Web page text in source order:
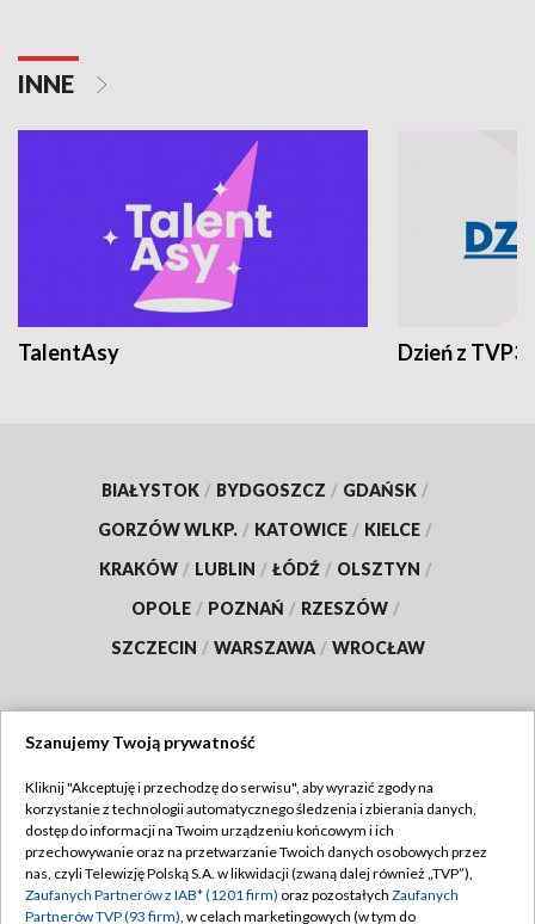
INNE
TalentAsy Dzień z TVP3
BIAŁYSTOK / BYDGOSZCZ / GDAŃSK /
GORZÓW WLKP. / KATOWICE / KIELCE /
KRAKÓW / LUBLIN / ŁÓDŹ / OLSZTYN /
OPOLE / POZNAŃ / RZESZÓW /
SZCZECIN / WARSZAWA / WROCŁAW
TVP
Abonament TVP
Emisja w TVP
Regulamin TVP
Polityka prywatności
Szanujemy Twoją prywatność
Kliknij "Akceptuję i przechodzę do serwisu", aby wyrazić zgody na
korzystanie z technologii automatycznego śledzenia i zbierania danych,
dostęp do informacji na Twoim urządzeniu końcowym i ich
przechowywanie oraz na przetwarzanie Twoich danych osobowych przez
nas, czyli Telewizję Polską S.A. w likwidacji (zwaną dalej również „TVP”),
Zaufanych Partnerów z IAB* (1201 firm) oraz pozostałych Zaufanych
Partnerów TVP (93 firm), w celach marketingowych (w tym do